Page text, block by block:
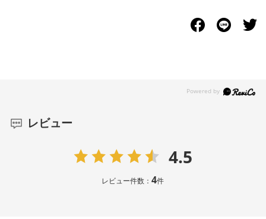
レビュー
4.5
レビュー件数：4件